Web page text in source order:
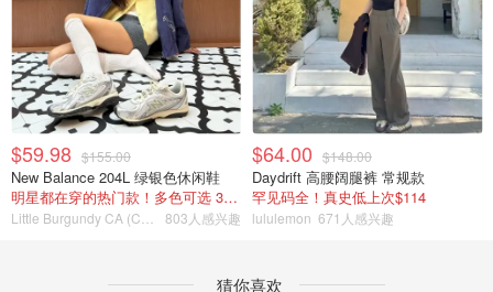
$59.98 $155.00
New Balance 204L 绿银色休闲鞋
明星都在穿的热门款！多色可选 3.8折
803人感兴趣
$64.00 $148.00
Daydrift 高腰阔腿裤 常规款
罕见码全！真史低上次$114
lululemon 671人感兴趣
猜你喜欢